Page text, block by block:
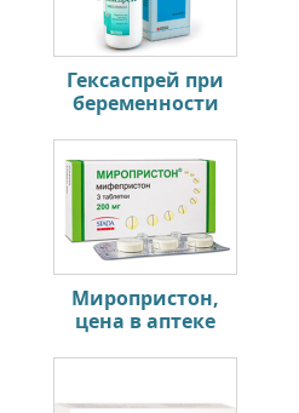
Гексаспрей при
беременности
Миропристон,
цена в аптеке